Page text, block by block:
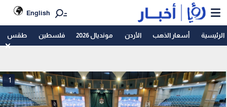
English
الرئيسية أسعار الذهب الأردن مونديال 2026 فلسطين طقس
1